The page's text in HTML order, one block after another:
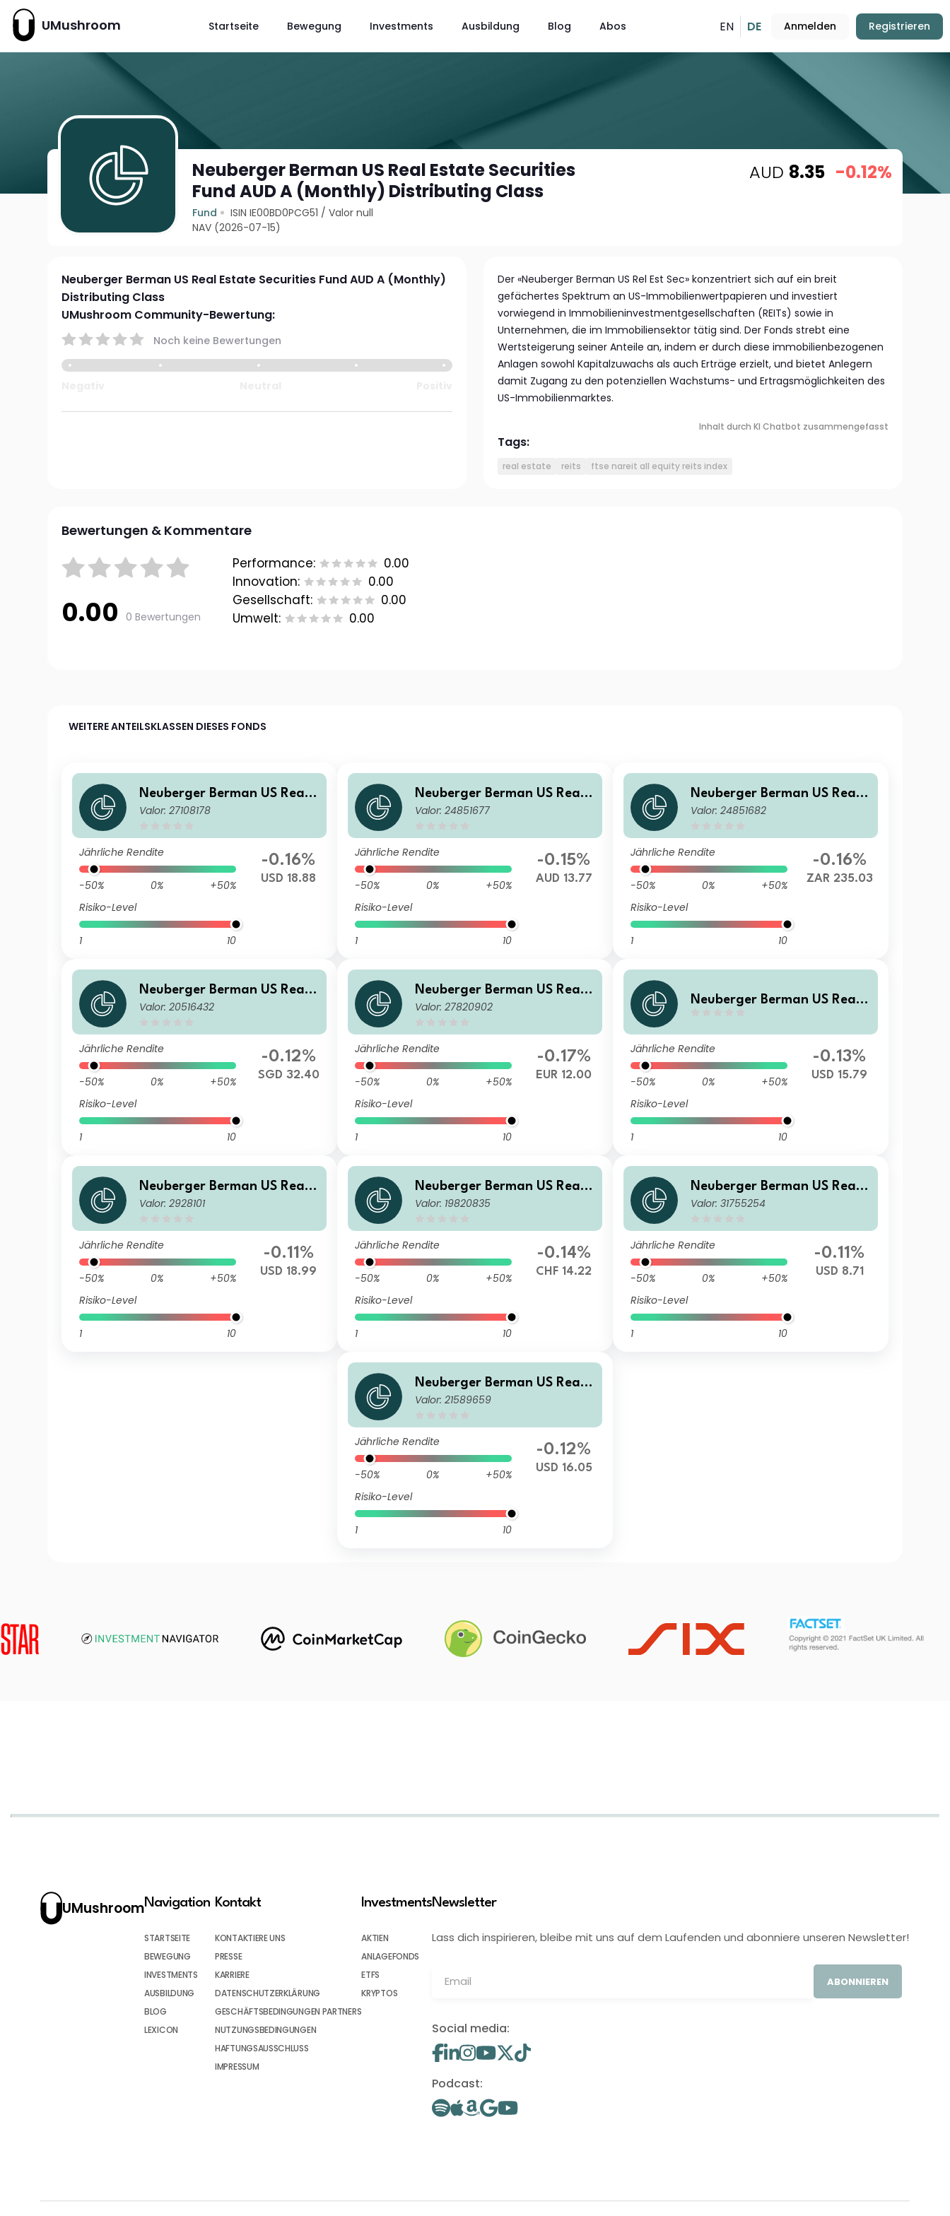
UMushroom Startseite Bewegung Investments Ausbildung Blog Abos EN DE Anmelden Registrieren
Neuberger Berman US Real Estate Securities
Fund AUD A (Monthly) Distributing Class
Fund ISIN IE00BD0PCG51 /Valor null
NAV (2026-07-15)
AUD 8.35 -0.12%
Neuberger Berman US Real Estate Securities Fund AUD A (Monthly)
Distributing Class
UMushroom Community-Bewertung:
Noch keine Bewertungen
Der «Neuberger Berman US Rel Est Sec» konzentriert sich auf ein breit
gefächertes Spektrum an US-Immobilienwertpapieren und investiert
vorwiegend in Immobilieninvestmentgesellschaften (REITs) sowie in
Unternehmen, die im Immobiliensektor tätig sind. Der Fonds strebt eine
Wertsteigerung seiner Anteile an, indem er durch diese immobilienbezogenen
Anlagen sowohl Kapitalzuwachs als auch Erträge erzielt, und bietet Anlegern
damit Zugang zu den potenziellen Wachstums- und Ertragsmöglichkeiten des
US-Immobilienmarktes.
Inhalt durch KI Chatbot zusammengefasst
Tags:
real estate reits ftse nareit all equity reits index
Bewertungen & Kommentare
0.00 0 Bewertungen
Performance:
0.00
Innovation:
0.00
Gesellschaft:
0.00
Umwelt:
0.00
WEITERE ANTEILSKLASSEN DIESES FONDS
Neuberger Berman US Real
Estate Securities Fund USD Z
Valor: 27108178
Jährliche Rendite
-50% 0%
+50%
Risiko-Level
1 10
-0.16%
USD 18.88
Neuberger Berman US Real
Estate Securities Fund AUD E
Valor: 24851677
Jährliche Rendite
-50% 0%
+50%
Risiko-Level
1 10
-0.15%
AUD 13.77
Neuberger Berman US Real
Estate Securities Fund ZAR E
Valor: 24851682
Jährliche Rendite
-50% 0%
+50%
Risiko-Level
1 10
-0.16%
ZAR 235.03
Neuberger Berman US Real
Estate Securities Fund SGD A
Valor: 20516432
Jährliche Rendite
-50% 0%
+50%
Risiko-Level
1 10
-0.12%
SGD 32.40
Neuberger Berman US Real
Estate Securities Fund EUR
Valor: 27820902
Jährliche Rendite
-50% 0%
+50%
Risiko-Level
1 10
-0.17%
EUR 12.00
Neuberger Berman US Real
M Accumulating Class
Jährliche Rendite
-50% 0%
+50%
Risiko-Level
1 10
-0.13%
USD 15.79
Neuberger Berman US Real
Estate Securities Fund USD A
Valor: 2928101
Jährliche Rendite
-50% 0%
+50%
Risiko-Level
1 10
-0.11%
USD 18.99
Neuberger Berman US Real
Estate Securities Fund CHF A
Valor: 19820835
Jährliche Rendite
-50% 0%
+50%
Risiko-Level
1 10
-0.14%
CHF 14.22
Neuberger Berman US Real
Estate Securities Fund USD E
Valor: 31755254
Jährliche Rendite
-50% 0%
+50%
Risiko-Level
1 10
-0.11%
USD 8.71
Neuberger Berman US Real
Estate Securities Fund USD B
Valor: 21589659
Jährliche Rendite
-50% 0%
+50%
Risiko-Level
1 10
-0.12%
USD 16.05
UMushroomNavigation
STARTSEITE
BEWEGUNG
INVESTMENTS
AUSBILDUNG
BLOG
LEXICON
Kontakt
KONTAKTIERE UNS
PRESSE
KARRIERE
DATENSCHUTZERKLÄRUNG
GESCHÄFTSBEDINGUNGEN PARTNERS
NUTZUNGSBEDINGUNGEN
HAFTUNGSAUSSCHLUSS
IMPRESSUM
Investments
AKTIEN
ANLAGEFONDS
ETFS
KRYPTOS
Newsletter
Lass dich inspirieren, bleibe mit uns auf dem Laufenden und abonniere unseren Newsletter!
ABONNIEREN
Social media:
Podcast: